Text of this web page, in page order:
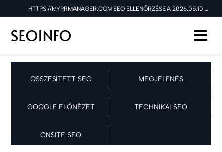
HTTPS://MYPRMANAGER.COM SEO ELLENŐRZÉSE A 2026.05.10 NAPON
ÖSSZESÍTETT SEO MEGJELENÉS
GOOGLE ELŐNÉZET TECHNIKAI SEO
ONSITE SEO